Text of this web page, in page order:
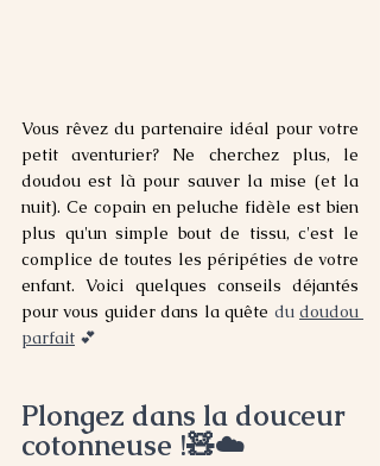
Vous rêvez du partenaire idéal pour votre
petit aventurier? Ne cherchez plus, le
doudou est là pour sauver la mise (et la
nuit). Ce copain en peluche fidèle est bien
plus qu'un simple bout de tissu, c'est le
complice de toutes les péripéties de votre
enfant. Voici quelques conseils déjantés
pour vous guider dans la quête du doudou
parfait 💕
Plongez dans la douceur
cotonneuse !🧸☁️️